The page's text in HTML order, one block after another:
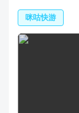
咪咕快游